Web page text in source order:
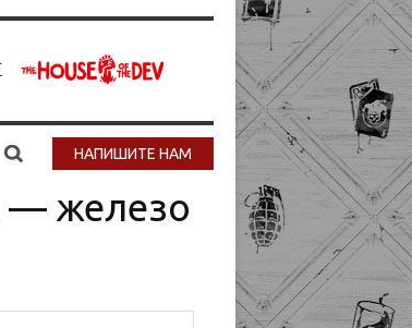
НАПИШИТЕ НАМ
— железо